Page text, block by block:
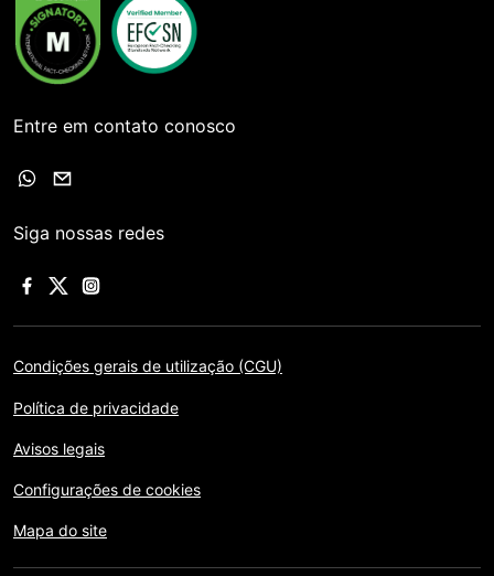
Entre em contato conosco
Siga nossas redes
Condições gerais de utilização (CGU)
Política de privacidade
Avisos legais
Configurações de cookies
Mapa do site